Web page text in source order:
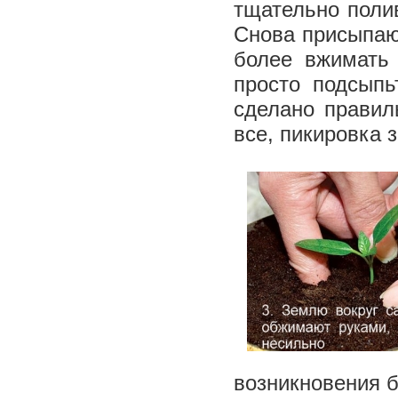
тщательно
Снова
более
просто
сделано
все, пикировка
возникновения